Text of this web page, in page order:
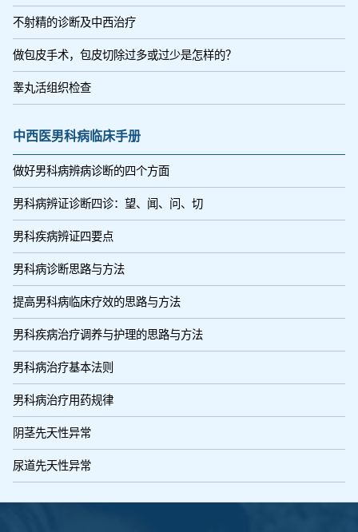
不射精的诊断及中西治疗
做包皮手术，包皮切除过多或过少是怎样的？
睾丸活组织检查
中西医男科病临床手册
做好男科病辨病诊断的四个方面
男科病辨证诊断四诊：望、闻、问、切
男科疾病辨证四要点
男科病诊断思路与方法
提高男科病临床疗效的思路与方法
男科疾病治疗调养与护理的思路与方法
男科病治疗基本法则
男科病治疗用药规律
阴茎先天性异常
尿道先天性异常